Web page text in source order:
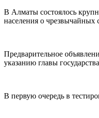
В Алматы состоялось
населения о чрезвычайных
Предварительное
указанию главы
В первую очередь в